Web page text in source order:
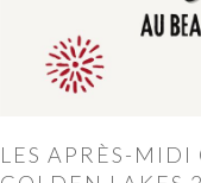
LES APRÈS-